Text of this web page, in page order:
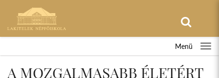
Menü
A MOZGALMASABB ÉLETÉRT